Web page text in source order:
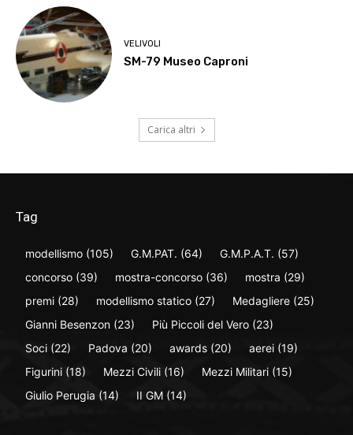
VELIVOLI
SM-79 Museo Caproni
Carica altri
Tag
modellismo (105) G.M.PAT. (64) G.M.P.A.T. (57)
concorso (39) mostra-concorso (36) mostra (29)
premi (28) modellismo statico (27) Medagliere (25)
Gianni Besenzon (23) Più Piccoli del Vero (23)
Soci (22) Padova (20) awards (20) aerei (19)
Figurini (18) Mezzi Civili (16) Mezzi Militari (15)
Giulio Perugia (14) II GM (14)